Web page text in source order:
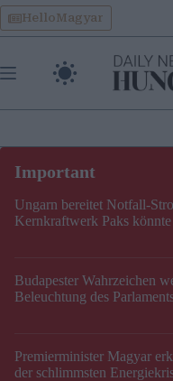
Skip
to
content
HelloMagyar
Ungarn bereitet Notfall-
Kernkraftwerk Paks
Budapester Wahrzeichen
Beleuchtung des
Premierminister Magyar
der schlimmsten